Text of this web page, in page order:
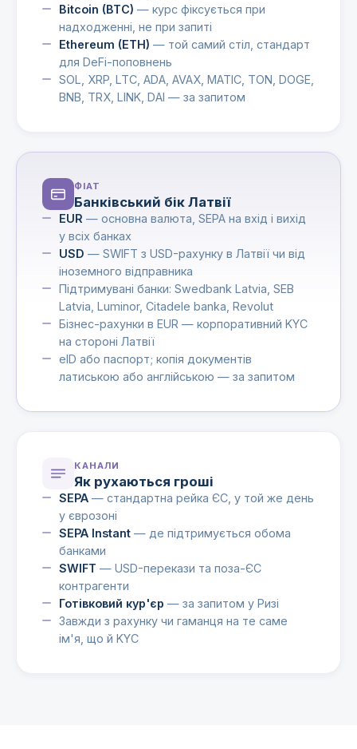
Bitcoin (BTC) — курс фіксується при
надходженні, не при запиті
Ethereum (ETH) — той самий стіл, стандарт
для DeFi-поповнень
SOL, XRP, LTC, ADA, AVAX, MATIC, TON, DOGE,
BNB, TRX, LINK, DAI — за запитом
ФІАТ
Банківський бік Латвії
EUR — основна валюта, SEPA на вхід і вихід
у всіх банках
USD — SWIFT з USD-рахунку в Латвії чи від
іноземного відправника
Підтримувані банки: Swedbank Latvia, SEB
Latvia, Luminor, Citadele banka, Revolut
Бізнес-рахунки в EUR — корпоративний KYC
на стороні Латвії
eID або паспорт; копія документів
латиською або англійською — за запитом
КАНАЛИ
Як рухаються гроші
SEPA— стандартна рейка ЄС, у той же день
у єврозоні
SEPA Instant— де підтримується обома
банками
SWIFT — USD-перекази та поза-ЄС
контрагенти
Готівковий кур'єр — за запитом у Ризі
Завжди з рахунку чи гаманця на те саме
ім'я, що й KYC